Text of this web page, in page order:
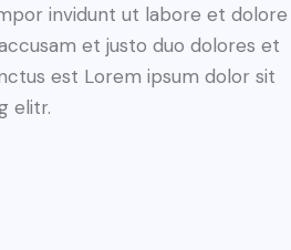
invidunt ut labore et dolore
et justo duo dolores et
est Lorem ipsum dolor sit
elitr.